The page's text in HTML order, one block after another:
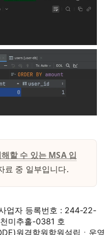
할 수 있는 MSA 입
료 중 일부입니다.
업자 등록번호 : 244-22-
미추홀-0381 호
원격학원학원설립ㆍ운영